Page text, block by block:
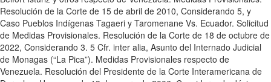
Resolución de la Corte de 15 de abril de 2010, Considerando 5, y
Caso Pueblos Indígenas Tagaeri y Taromenane Vs. Ecuador. Solicitud
de Medidas Provisionales. Resolución de la Corte de 18 de octubre de
2022, Considerando 3. 5 Cfr. inter alia, Asunto del Internado Judicial
de Monagas (“La Pica”). Medidas Provisionales respecto de
Venezuela. Resolución del Presidente de la Corte Interamericana de